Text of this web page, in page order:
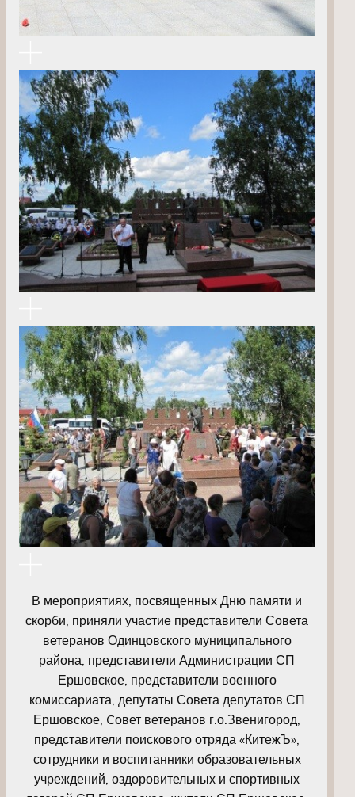
В мероприятиях, посвященных Дню памяти и
скорби, приняли участие представители Совета
ветеранов Одинцовского муниципального
района, представители Администрации СП
Ершовское, представители военного
комиссариата, депутаты Совета депутатов СП
Ершовское, Cовет ветеранов г.о.Звенигород,
представители поискового отряда «КитежЪ»,
сотрудники и воспитанники образовательных
учреждений, оздоровительных и спортивных